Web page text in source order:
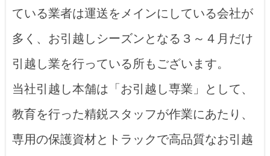
ている業者は運送をメインにしている会社が
多く、お引越しシーズンとなる３～４月だけ
引越し業を行っている所もございます。
当社引越し本舗は「お引越し専業」として、
教育を行った精鋭スタッフが作業にあたり、
専用の保護資材とトラックで高品質なお引越